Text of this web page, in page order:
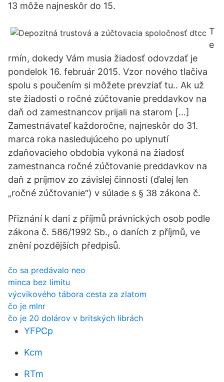
13 môže najneskôr do 15.
T
e
rmín, dokedy Vám musia žiadosť odovzdať je
pondelok 16. február 2015. Vzor nového tlačiva
spolu s poučením si môžete prevziať tu.. Ak už
ste žiadosti o ročné zúčtovanie preddavkov na
daň od zamestnancov prijali na starom […]
Zamestnávateľ každoročne, najneskôr do 31.
marca roka nasledujúceho po uplynutí
zdaňovacieho obdobia vykoná na žiadosť
zamestnanca ročné zúčtovanie preddavkov na
daň z príjmov zo závislej činnosti (ďalej len
„ročné zúčtovanie“) v súlade s § 38 zákona č.
Přiznání k dani z příjmů právnických osob podle
zákona č. 586/1992 Sb., o daních z příjmů, ve
znění pozdějších předpisů.
čo sa predávalo neo
minca bez limitu
výcvikového tábora cesta za zlatom
čo je mlnr
čo je 20 dolárov v britských librách
YFPCp
Kcm
RTm